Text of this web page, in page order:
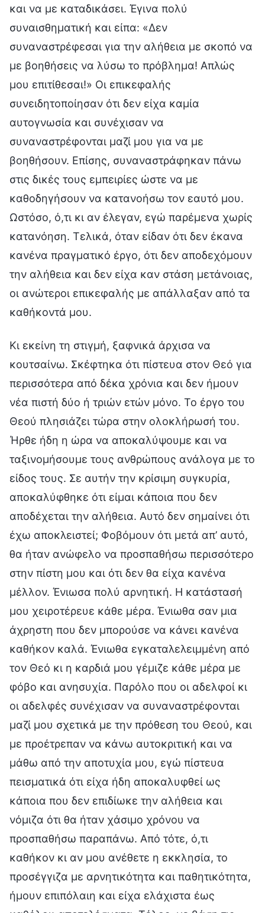
και να με καταδικάσει. Έγινα πολύ
συναισθηματική και είπα: «Δεν
συναναστρέφεσαι για την αλήθεια με σκοπό να
με βοηθήσεις να λύσω το πρόβλημα! Απλώς
μου επιτίθεσαι!» Οι επικεφαλής
συνειδητοποίησαν ότι δεν είχα καμία
αυτογνωσία και συνέχισαν να
συναναστρέφονται μαζί μου για να με
βοηθήσουν. Επίσης, συναναστράφηκαν πάνω
στις δικές τους εμπειρίες ώστε να με
καθοδηγήσουν να κατανοήσω τον εαυτό μου.
Ωστόσο, ό,τι κι αν έλεγαν, εγώ παρέμενα χωρίς
κατανόηση. Τελικά, όταν είδαν ότι δεν έκανα
κανένα πραγματικό έργο, ότι δεν αποδεχόμουν
την αλήθεια και δεν είχα καν στάση μετάνοιας,
οι ανώτεροι επικεφαλής με απάλλαξαν από τα
καθήκοντά μου.
Κι εκείνη τη στιγμή, ξαφνικά άρχισα να
κουτσαίνω. Σκέφτηκα ότι πίστευα στον Θεό για
περισσότερα από δέκα χρόνια και δεν ήμουν
νέα πιστή δύο ή τριών ετών μόνο. Το έργο του
Θεού πλησιάζει τώρα στην ολοκλήρωσή του.
Ήρθε ήδη η ώρα να αποκαλύψουμε και να
ταξινομήσουμε τους ανθρώπους ανάλογα με το
είδος τους. Σε αυτήν την κρίσιμη συγκυρία,
αποκαλύφθηκε ότι είμαι κάποια που δεν
αποδέχεται την αλήθεια. Αυτό δεν σημαίνει ότι
έχω αποκλειστεί; Φοβόμουν ότι μετά απ’ αυτό,
θα ήταν ανώφελο να προσπαθήσω περισσότερο
στην πίστη μου και ότι δεν θα είχα κανένα
μέλλον. Ένιωσα πολύ αρνητική. Η κατάστασή
μου χειροτέρευε κάθε μέρα. Ένιωθα σαν μια
άχρηστη που δεν μπορούσε να κάνει κανένα
καθήκον καλά. Ένιωθα εγκαταλελειμμένη από
τον Θεό κι η καρδιά μου γέμιζε κάθε μέρα με
φόβο και ανησυχία. Παρόλο που οι αδελφοί κι
οι αδελφές συνέχισαν να συναναστρέφονται
μαζί μου σχετικά με την πρόθεση του Θεού, και
με προέτρεπαν να κάνω αυτοκριτική και να
μάθω από την αποτυχία μου, εγώ πίστευα
πεισματικά ότι είχα ήδη αποκαλυφθεί ως
κάποια που δεν επιδίωκε την αλήθεια και
νόμιζα ότι θα ήταν χάσιμο χρόνου να
προσπαθήσω παραπάνω. Από τότε, ό,τι
καθήκον κι αν μου ανέθετε η εκκλησία, το
προσέγγιζα με αρνητικότητα και παθητικότητα,
ήμουν επιπόλαιη και είχα ελάχιστα έως